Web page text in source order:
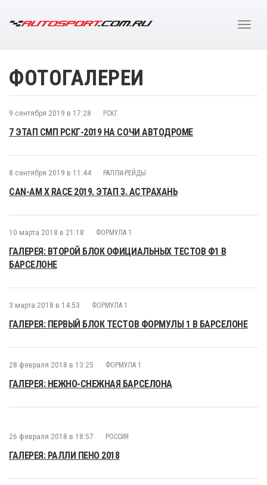
ФОТОГАЛЕРЕИ
9 сентября 2019 в 17:28 РСКГ
7 ЭТАП СМП РСКГ-2019 НА СОЧИ АВТОДРОМЕ
8 сентября 2019 в 11:44 РАЛЛИ-РЕЙДЫ
CAN-AM X RACE 2019. ЭТАП 3. АСТРАХАНЬ
10 марта 2018 в 21:18 ФОРМУЛА 1
ГАЛЕРЕЯ: ВТОРОЙ БЛОК ОФИЦИАЛЬНЫХ ТЕСТОВ Ф1 В
БАРСЕЛОНЕ
3 марта 2018 в 14:53 ФОРМУЛА 1
ГАЛЕРЕЯ: ПЕРВЫЙ БЛОК ТЕСТОВ ФОРМУЛЫ 1 В БАРСЕЛОНЕ
28 февраля 2018 в 13:25 ФОРМУЛА 1
ГАЛЕРЕЯ: НЕЖНО-СНЕЖНАЯ БАРСЕЛОНА
26 февраля 2018 в 18:57 РОССИЯ
ГАЛЕРЕЯ: РАЛЛИ ПЕНО 2018